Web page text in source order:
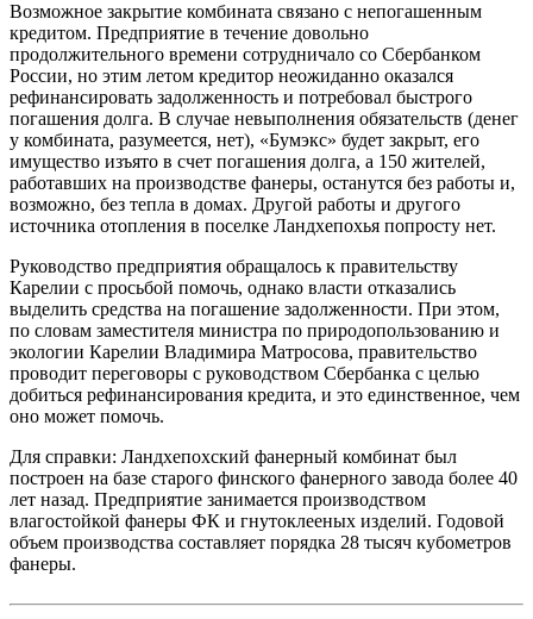
Возможное закрытие комбината связано с непогашенным
кредитом. Предприятие в течение довольно
продолжительного времени сотрудничало со Сбербанком
России, но этим летом кредитор неожиданно оказался
рефинансировать задолженность и потребовал быстрого
погашения долга. В случае невыполнения обязательств (денег
у комбината, разумеется, нет), «Бумэкс» будет закрыт, его
имущество изъято в счет погашения долга, а 150 жителей,
работавших на производстве фанеры, останутся без работы и,
возможно, без тепла в домах. Другой работы и другого
источника отопления в поселке Ландхепохья попросту нет.
Руководство предприятия обращалось к правительству
Карелии с просьбой помочь, однако власти отказались
выделить средства на погашение задолженности. При этом,
по словам заместителя министра по природопользованию и
экологии Карелии Владимира Матросова, правительство
проводит переговоры с руководством Сбербанка с целью
добиться рефинансирования кредита, и это единственное, чем
оно может помочь.
Для справки: Ландхепохский фанерный комбинат был
построен на базе старого финского фанерного завода более 40
лет назад. Предприятие занимается производством
влагостойкой фанеры ФК и гнутоклееных изделий. Годовой
объем производства составляет порядка 28 тысяч кубометров
фанеры.